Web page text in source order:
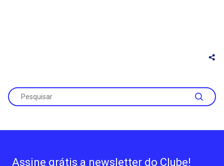
Assine grátis a newsletter do Clube!